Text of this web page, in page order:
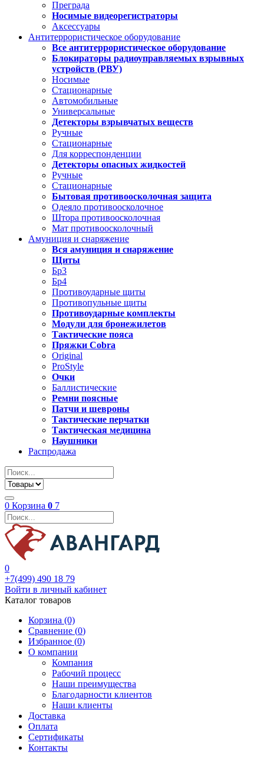
Преграда
Носимые видеорегистраторы
Аксессуары
Антитеррористическое оборудование
Все антитеррористическое оборудование
Блокираторы радиоуправляемых взрывных
устройств (РВУ)
Носимые
Стационарные
Автомобильные
Универсальные
Детекторы взрывчатых веществ
Ручные
Стационарные
Для корреспонденции
Детекторы опасных жидкостей
Ручные
Стационарные
Бытовая противоосколочная защита
Одеяло противоосколочное
Штора противоосколочная
Мат противоосколочный
Амуниция и снаряжение
Вся амуниция и снаряжение
Щиты
Бр3
Бр4
Противоударные щиты
Противопульные щиты
Противоударные комплекты
Модули для бронежилетов
Тактические пояса
Пряжки Cobra
Original
ProStyle
Очки
Баллистические
Ремни поясные
Патчи и шевроны
Тактические перчатки
Тактическая медицина
Наушники
Распродажа
0 Корзина 0 7
0
+7(499) 490 18 79
Войти в личный кабинет
Каталог товаров
Корзина (0)
Сравнение (0)
Избранное (0)
О компании
Компания
Рабочий процесс
Наши преимущества
Благодарности клиентов
Наши клиенты
Доставка
Оплата
Сертификаты
Контакты